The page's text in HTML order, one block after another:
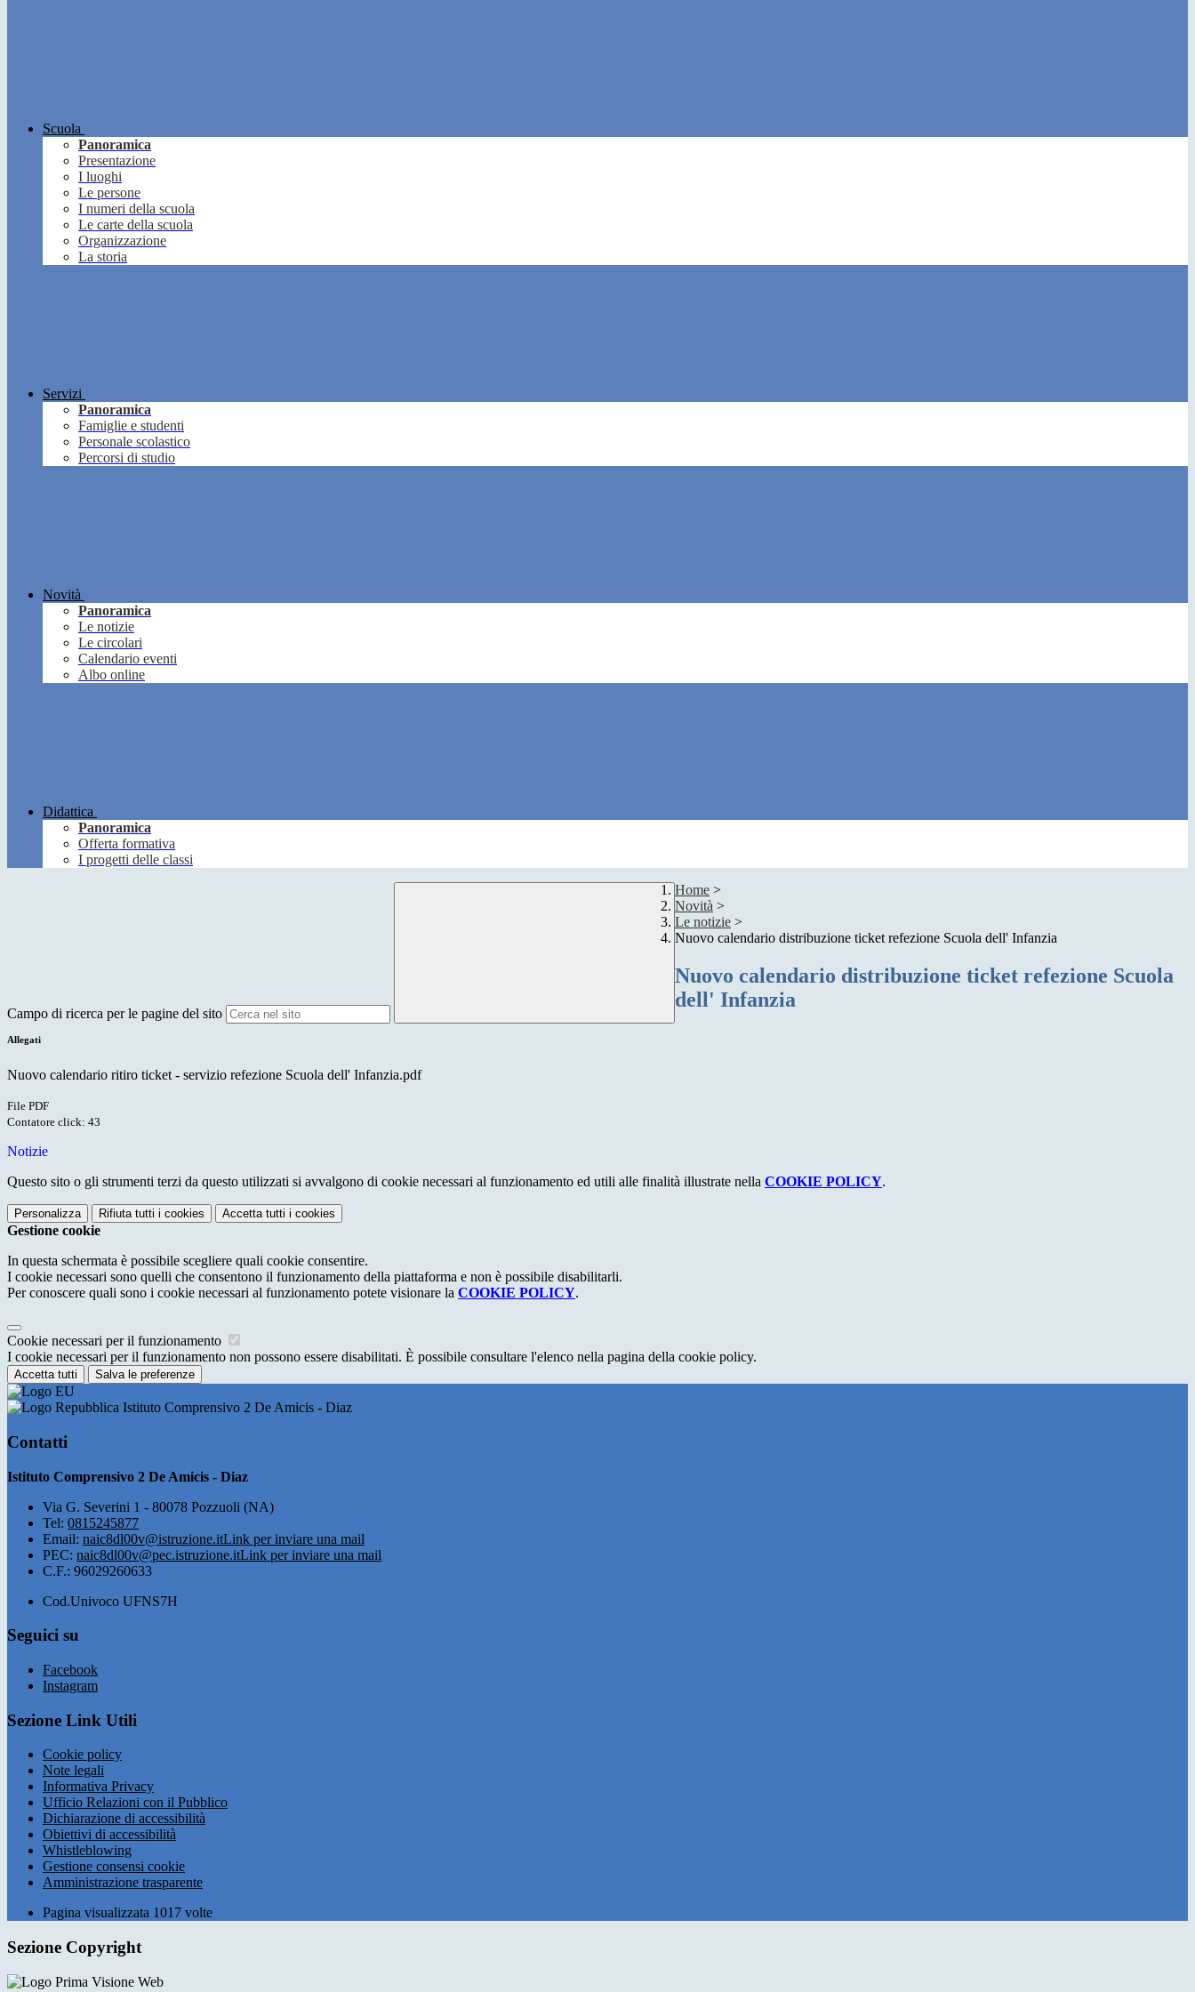
Scuola
Panoramica
Presentazione
I luoghi
Le persone
I numeri della scuola
Le carte della scuola
Organizzazione
La storia
Servizi
Panoramica
Famiglie e studenti
Personale scolastico
Percorsi di studio
Novità
Panoramica
Le notizie
Le circolari
Calendario eventi
Albo online
Didattica
Panoramica
Offerta formativa
I progetti delle classi
Campo di ricerca per le pagine del sito
Home >
Novità >
Le notizie >
Nuovo calendario distribuzione ticket refezione Scuola dell' Infanzia
Nuovo calendario distribuzione ticket refezione Scuola
dell' Infanzia
Allegati
Nuovo calendario ritiro ticket - servizio refezione Scuola dell' Infanzia.pdf
File PDF
Contatore click: 43
Notizie
Questo sito o gli strumenti terzi da questo utilizzati si avvalgono di cookie necessari al funzionamento ed utili alle finalità illustrate nella COOKIE POLICY.
Personalizza Rifiuta tutti i cookies Accetta tutti i cookies
Gestione cookie
In questa schermata è possibile scegliere quali cookie consentire.
I cookie necessari sono quelli che consentono il funzionamento della piattaforma e non è possibile disabilitarli.
Per conoscere quali sono i cookie necessari al funzionamento potete visionare la COOKIE POLICY.
Cookie necessari per il funzionamento
I cookie necessari per il funzionamento non possono essere disabilitati. È possibile consultare l'elenco nella pagina della cookie policy.
Accetta tutti Salva le preferenze
Istituto Comprensivo 2 De Amicis - Diaz
Contatti
Istituto Comprensivo 2 De Amicis - Diaz
Via G. Severini 1 - 80078 Pozzuoli (NA)
Tel: 0815245877
Email: naic8dl00v@istruzione.itLink per inviare una mail
PEC: naic8dl00v@pec.istruzione.itLink per inviare una mail
C.F.: 96029260633
Cod.Univoco UFNS7H
Seguici su
Facebook
Instagram
Sezione Link Utili
Cookie policy
Note legali
Informativa Privacy
Ufficio Relazioni con il Pubblico
Dichiarazione di accessibilità
Obiettivi di accessibilità
Whistleblowing
Gestione consensi cookie
Amministrazione trasparente
Pagina visualizzata 1017 volte
Sezione Copyright